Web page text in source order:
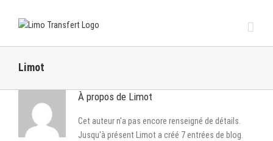
Limot
À propos de Limot
Cet auteur n'a pas encore renseigné de détails.
Jusqu'à présent Limot a créé 7 entrées de blog.